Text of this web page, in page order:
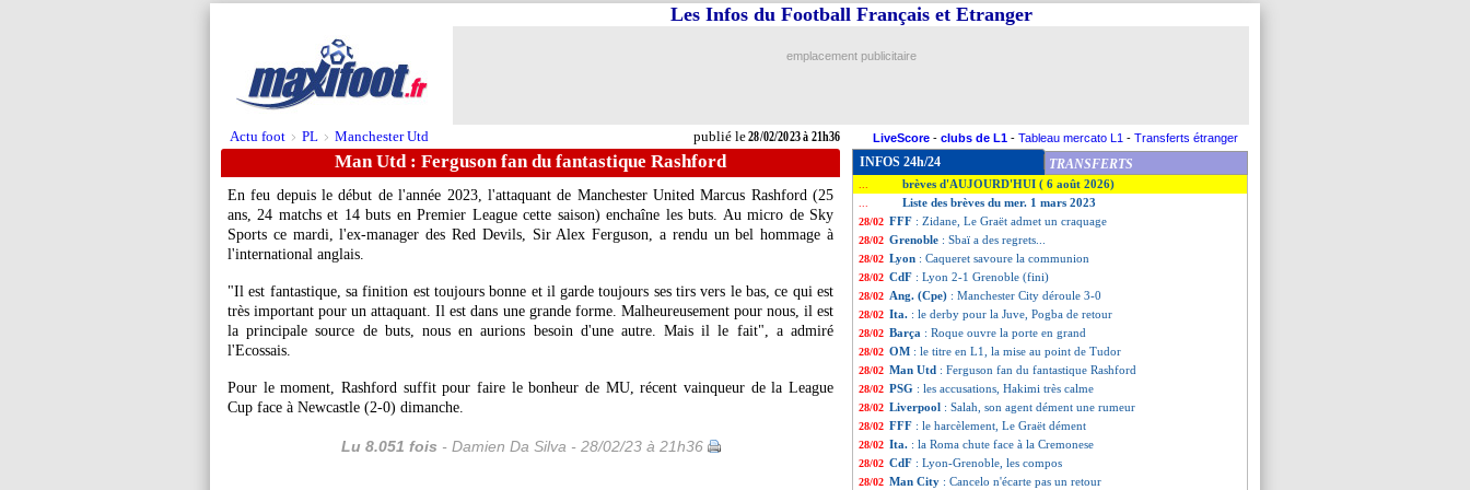
Actu foot > PL > Manchester Utd publié le28/02/2023 à 21h36
Les Infos du Football Français et Etranger
emplacement publicitaire
LiveScore - clubs de L1 - Tableau mercato L1 - Transferts étranger
Man Utd : Ferguson fan du fantastique Rashford
En feu depuis le début de l'année 2023, l'attaquant de Manchester United Marcus Rashford (25
ans, 24 matchs et 14 buts en Premier League cette saison) enchaîne les buts. Au micro de Sky
Sports ce mardi, l'ex-manager des Red Devils, Sir Alex Ferguson, a rendu un bel hommage à
l'international anglais.
"Il est fantastique, sa finition est toujours bonne et il garde toujours ses tirs vers le bas, ce qui est
très important pour un attaquant. Il est dans une grande forme. Malheureusement pour nous, il est
la principale source de buts, nous en aurions besoin d'une autre. Mais il le fait", a admiré
l'Ecossais.
Pour le moment, Rashford suffit pour faire le bonheur de MU, récent vainqueur de la League
Cup face à Newcastle (2-0) dimanche.
Lu 8.051 fois - Damien Da Silva - 28/02/23 à 21h36
INFOS 24h/24 TRANSFERTS
brèves d'AUJOURD'HUI ( 6 août 2026)
Liste des brèves du mer. 1 mars 2023
28/02 FFF : Zidane, Le Graët admet un craquage
28/02 Grenoble : Sbaï a des regrets...
28/02 Lyon : Caqueret savoure la communion
28/02 CdF : Lyon 2-1 Grenoble (fini)
28/02 Ang. (Cpe) : Manchester City déroule 3-0
28/02 Ita. : le derby pour la Juve, Pogba de retour
28/02 Barça : Roque ouvre la porte en grand
28/02 OM : le titre en L1, la mise au point de Tudor
28/02 Man Utd : Ferguson fan du fantastique Rashford
28/02 PSG : les accusations, Hakimi très calme
28/02 Liverpool : Salah, son agent dément une rumeur
28/02 FFF : le harcèlement, Le Graët dément
28/02 Ita. : la Roma chute face à la Cremonese
28/02 CdF : Lyon-Grenoble, les compos
28/02 Man City : Cancelo n'écarte pas un retour